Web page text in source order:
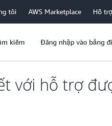
tôi AWS Marketplace Hỗ trợ
kiếm Đăng nhập vào bảng
với hỗ trợ